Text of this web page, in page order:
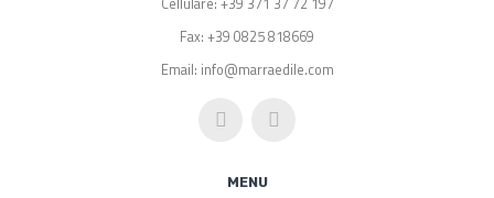
Cellulare: +39 371 37 72 197
Fax: +39 0825 818669
Email: info@marraedile.com
MENU